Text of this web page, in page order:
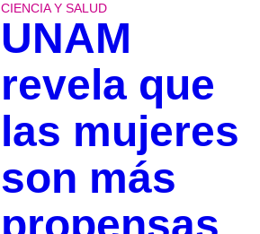
CIENCIA Y SALUD
UNAM
revela que
las mujeres
son más